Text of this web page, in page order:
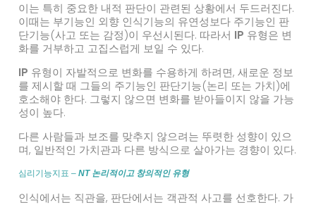
이는 특히 중요한 내적 판단이 관련된 상황에서 두드러진다.
이때는 부기능인 외향 인식기능의 유연성보다 주기능인 판
단기능(사고 또는 감정)이 우선시된다. 따라서 IP 유형은 변
화를 거부하고 고집스럽게 보일 수 있다.
IP 유형이 자발적으로 변화를 수용하게 하려면, 새로운 정보
를 제시할 때 그들의 주기능인 판단기능(논리 또는 가치)에
호소해야 한다. 그렇지 않으면 변화를 받아들이지 않을 가능
성이 높다.
다른 사람들과 보조를 맞추지 않으려는 뚜렷한 성향이 있으
며, 일반적인 가치관과 다른 방식으로 살아가는 경향이 있다.
심리기능지표 –NT 논리적이고 창의적인 유형
인식에서는 직관을, 판단에서는 객관적 사고를 선호한다. 가